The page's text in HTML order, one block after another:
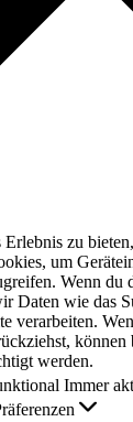
zu
um
Wenn du
Daten wie das
verarbeiten.
werden.
Immer